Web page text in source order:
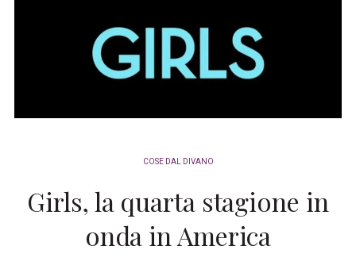
COSE DAL DIVANO
Girls, la quarta stagione in
onda in America